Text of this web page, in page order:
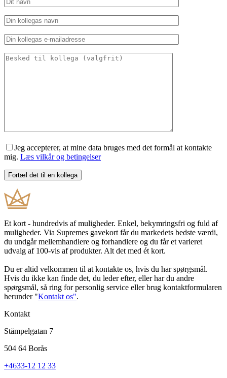
Jeg accepterer, at mine data bruges med det formål at kontakte
mig. Læs vilkår og betingelser
Et kort - hundredvis af muligheder. Enkel, bekymringsfri og fuld af
muligheder. Via Supremes gavekort får du markedets bedste værdi,
du undgår mellemhandlere og forhandlere og du får et varieret
udvalg af 100-vis af produkter. Alt det med ét kort.
Du er altid velkommen til at kontakte os, hvis du har spørgsmål.
Hvis du ikke kan finde det, du leder efter, eller har du andre
spørgsmål, så ring for personlig service eller brug kontaktformularen
herunder "Kontakt os".
Kontakt
Stämpelgatan 7
504 64 Borås
+4633-12 12 33